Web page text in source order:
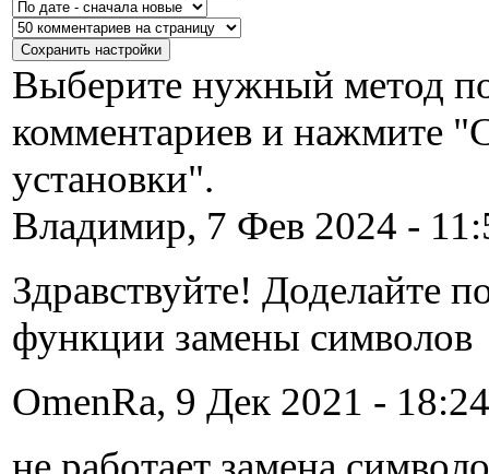
Выберите нужный метод
комментариев и нажмите
установки".
Владимир, 7 Фев 2024 -
Здравствуйте! Доделайте
функции замены символов
OmenRa, 9 Дек 2021 -